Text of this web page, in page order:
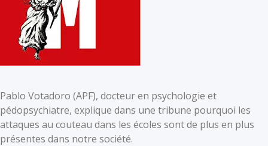
Pablo Votadoro (APF), docteur en psychologie et
pédopsychiatre, explique dans une tribune pourquoi les
attaques au couteau dans les écoles sont de plus en plus
présentes dans notre société.